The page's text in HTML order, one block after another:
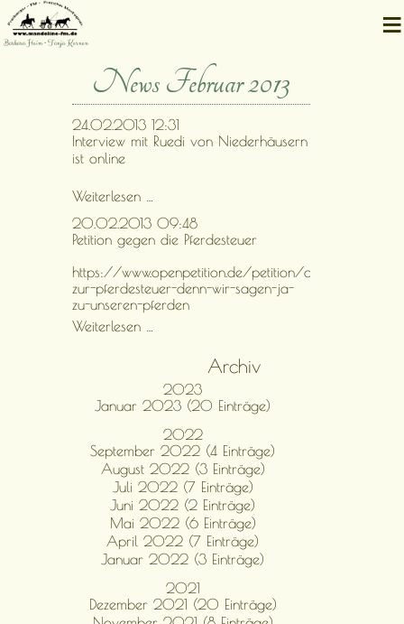
Barbara Heim • Tanja Kernen ≡
News Februar 2013
24.02.2013 12:31
Interview mit Ruedi von Niederhäusern
ist online
Weiterlesen …
Ruedi
von
ist
online
20.02.2013 09:48
Petition gegen die Pferdesteuer
https://www.openpetition.de/petition/online/nein-
zur-pferdesteuer-denn-wir-sagen-ja-
zu-unseren-pferden
Weiterlesen …
PferdesteuerArchiv
2023
Januar 2023 (20 Einträge)
2022
September 2022 (4 Einträge)
August 2022 (3 Einträge)
Juli 2022 (7 Einträge)
Juni 2022 (2 Einträge)
Mai 2022 (6 Einträge)
April 2022 (7 Einträge)
Januar 2022 (3 Einträge)
2021
Dezember 2021 (20 Einträge)